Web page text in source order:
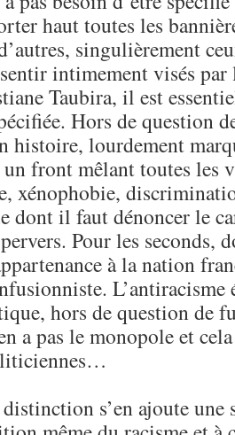
haut toutes les
singulièrement
intimement visés par
Taubira, il est
Hors de question
histoire, lourdement
un front mêlant toutes les
xénophobie,
dont il faut dénoncer le
Pour les seconds,
à la nation
hors de question de
a pas le monopole et
s’en ajoute une